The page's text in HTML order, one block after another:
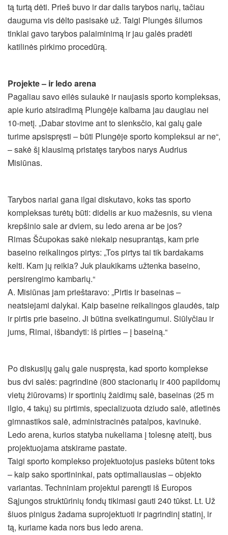
tą turtą dėti. Prieš buvo ir dar dalis tarybos narių, tačiau
dauguma vis dėlto pasisakė už. Taigi Plungės šilumos
tinklai gavo tarybos palaiminimą ir jau galės pradėti
katilinės pirkimo procedūrą.
Projekte – ir ledo arena
Pagaliau savo eilės sulaukė ir naujasis sporto kompleksas,
apie kurio atsiradimą Plungėje kalbama jau daugiau nei
10-metį. „Dabar stovime ant to slenksčio, kai galų gale
turime apsispręsti – būti Plungėje sporto kompleksui ar ne“,
– sakė šį klausimą pristatęs tarybos narys Audrius
Misiūnas.
Tarybos nariai gana ilgai diskutavo, koks tas sporto
kompleksas turėtų būti: didelis ar kuo mažesnis, su viena
krepšinio sale ar dviem, su ledo arena ar be jos?
Rimas Ščupokas sakė niekaip nesuprantąs, kam prie
baseino reikalingos pirtys: „Tos pirtys tai tik bardakams
kelti. Kam jų reikia? Juk plaukikams užtenka baseino,
persirengimo kambarių.“
A. Misiūnas jam prieštaravo: „Pirtis ir baseinas –
neatsiejami dalykai. Kaip baseine reikalingos glaudės, taip
ir pirtis prie baseino. Ji būtina sveikatingumui. Siūlyčiau ir
jums, Rimai, išbandyti: iš pirties – į baseiną.“
Po diskusijų galų gale nuspręsta, kad sporto komplekse
bus dvi salės: pagrindinė (800 stacionarių ir 400 papildomų
vietų žiūrovams) ir sportinių žaidimų salė, baseinas (25 m
ilgio, 4 takų) su pirtimis, specializuota dziudo salė, atletinės
gimnastikos salė, administracinės patalpos, kavinukė.
Ledo arena, kurios statyba nukeliama į tolesnę ateitį, bus
projektuojama atskirame pastate.
Taigi sporto komplekso projektuotojus pasieks būtent toks
– kaip sako sportininkai, pats optimaliausias – objekto
variantas. Techniniam projektui parengti iš Europos
Sąjungos struktūrinių fondų tikimasi gauti 240 tūkst. Lt. Už
šiuos pinigus žadama suprojektuoti ir pagrindinį statinį, ir
tą, kuriame kada nors bus ledo arena.